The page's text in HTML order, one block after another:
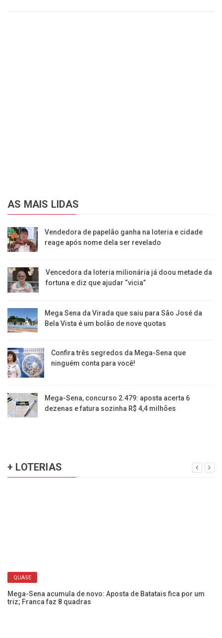
AS MAIS LIDAS
Vendedora de papelão ganha na loteria e cidade
reage após nome dela ser revelado
Vencedora da loteria milionária já doou metade da
fortuna e diz que ajudar “vicia”
Mega Sena da Virada que saiu para São José da
Bela Vista é um bolão de nove quotas
Confira três segredos da Mega-Sena que
ninguém conta para você!
Mega-Sena, concurso 2.479: aposta acerta 6
dezenas e fatura sozinha R$ 4,4 milhões
+ LOTERIAS
QUASE
Mega-Sena acumula de novo: Aposta de Batatais fica por um
triz; Franca faz 8 quadras